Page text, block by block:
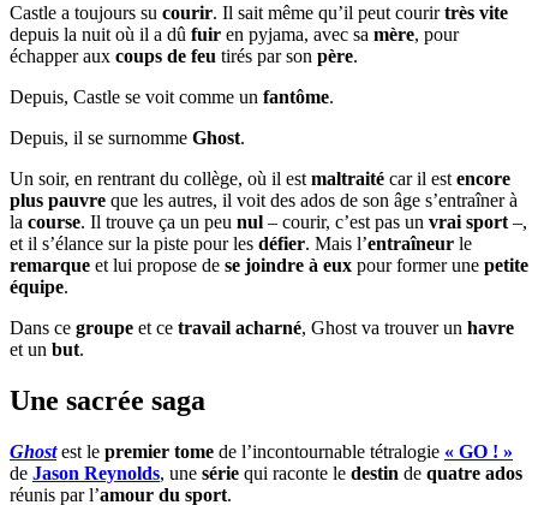
Castle a toujours su courir. Il sait même qu’il peut courirtrès vite
depuis la nuit où il a dû fuir en pyjama, avec sa mère, pour
échapper aux coups de feu tirés par son père.
Depuis, Castle se voit comme un fantôme.
Depuis, il se surnomme Ghost.
Un soir, en rentrant du collège, où il est maltraité car il est encore
plus pauvre que les autres, il voit des ados de son âge s’entraîner à
la course. Il trouve ça un peu nul – courir, c’est pas un vrai sport –,
et il s’élance sur la piste pour les défier. Mais l’entraîneur le
remarque et lui propose de se joindre à eux pour former une petite
équipe.
Dans ce groupe et ce travail acharné, Ghost va trouver un havre
et un but.
Une sacrée saga
Ghostest le premier tome de l’incontournable tétralogie « GO ! »
de Jason Reynolds, une série qui raconte le destin de quatre ados
réunis par l’amour du sport.